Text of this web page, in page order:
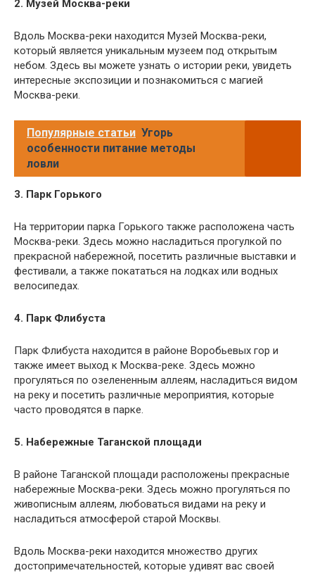
2. Музей Москва-реки
Вдоль Москва-реки находится Музей Москва-реки,
который является уникальным музеем под открытым
небом. Здесь вы можете узнать о истории реки, увидеть
интересные экспозиции и познакомиться с магией
Москва-реки.
Популярные статьи Угорь
особенности питание методы
ловли
3. Парк Горького
На территории парка Горького также расположена часть
Москва-реки. Здесь можно насладиться прогулкой по
прекрасной набережной, посетить различные выставки и
фестивали, а также покататься на лодках или водных
велосипедах.
4. Парк Флибуста
Парк Флибуста находится в районе Воробьевых гор и
также имеет выход к Москва-реке. Здесь можно
прогуляться по озелененным аллеям, насладиться видом
на реку и посетить различные мероприятия, которые
часто проводятся в парке.
5. Набережные Таганской площади
В районе Таганской площади расположены прекрасные
набережные Москва-реки. Здесь можно прогуляться по
живописным аллеям, любоваться видами на реку и
насладиться атмосферой старой Москвы.
Вдоль Москва-реки находится множество других
достопримечательностей, которые удивят вас своей